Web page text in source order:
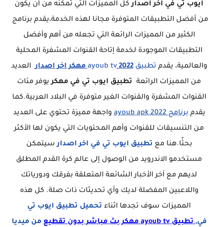
ايوب تي في اخر اصداركل المميزات التي تمكنه من أن يكون
من أفضل التطبيقات المتوفرة مجانا لهذه الخدمة،يقدم برنامج
الكثير من المميزات الرائعة التي تجعله من أهم وأفضل
التطبيقات الموجودة لخدمة إتاحة القنوات المشفرة المحلية
والعالمية، يقدم تطبيق ayoub tv2022 مهكر اخر اصدار
العديد
من المميزات الرائعة
تطبيق ايوب تي في مهكريوفر مئات
القنوات المشفرة والقنوات الغير متوفرة في البلاد العربية.كما
يقدمبرنامج ayoub apk 2022
واجهة مميزة تحتوي على العديد
من التنسيقات للقنوات وأهم المحتويات التي يكون لها الأكثر
بحثًا.هنا مع تطبيق ايوب تي في اخر اصدار سيتمكن
مستخدمو الاندرويد من الوصول إلى عالم كرة القدم المطلق
لديهم مع آخر الأخبار الشائعة المتعلقة بفرقك ودورياتك
واللاعبين المفضلة لديك وأي تحديثات ذات صلة. كل هذه
المميزات سوف تجدها اثناء تحميل تطبيق ايوب تي
في,تطبيق ayoub tv مهكر بث مباشر بدون تقطيع
من ميديا